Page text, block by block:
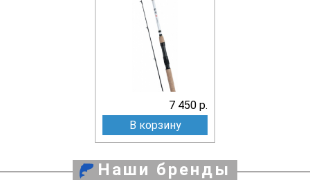
7 450 р.
В корзину
Наши бренды